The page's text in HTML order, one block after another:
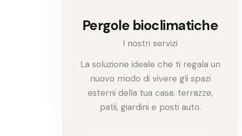
Pergole bioclimatiche
I nostri servizi
La soluzione ideale che ti regala un
nuovo modo di vivere gli spazi
esterni della tua casa: terrazze,
patii, giardini e posti auto.